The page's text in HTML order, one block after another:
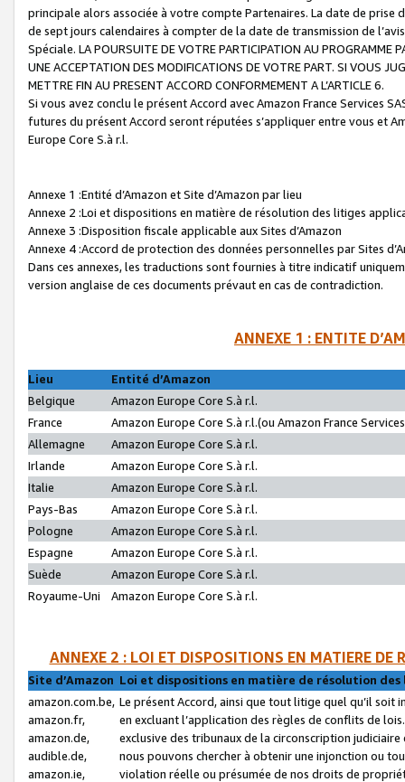
principale alors associée à votre compte Partenaires. La date de
de sept jours calendaires à compter de la date de transmission de
Spéciale. LA POURSUITE DE VOTRE PARTICIPATION AU PROGRAMME
UNE ACCEPTATION DES MODIFICATIONS DE VOTRE PART. SI VOUS
METTRE FIN AU PRESENT ACCORD CONFORMEMENT A L’ARTICLE 6.
Si vous avez conclu le présent Accord avec Amazon France Services
futures du présent Accord seront réputées s’appliquer entre vous et
Europe Core S.à r.l.
Annexe 1 :Entité d’Amazon et Site d’Amazon par lieu
Annexe 2 :Loi et dispositions en matière de résolution des litiges
Annexe 3 :Disposition fiscale applicable aux Sites d’Amazon
Annexe 4 :Accord de protection des données personnelles par Sites
Dans ces annexes, les traductions sont fournies à titre indicatif
version anglaise de ces documents prévaut en cas de contradiction.
ANNEXE 1 : ENTITE
Lieu
Entité d’Amazon
Belgique
Amazon Europe Core S.à r.l.
France
Amazon Europe Core S.à r.l.(ou Amazon France
Allemagne
Amazon Europe Core S.à r.l.
Irlande
Amazon Europe Core S.à r.l.
Italie
Amazon Europe Core S.à r.l.
Pays-Bas
Amazon Europe Core S.à r.l.
Pologne
Amazon Europe Core S.à r.l.
Espagne
Amazon Europe Core S.à r.l.
Suède
Amazon Europe Core S.à r.l.
Royaume-Uni
Amazon Europe Core S.à r.l.
ANNEXE 2 : LOI ET DISPOSITIONS EN MATIERE DE
Site d’Amazon Loi et dispositions en matière de résolution
amazon.com.be,
amazon.fr,
amazon.de,
audible.de,
amazon.ie,
Le présent Accord, ainsi que tout litige quel qu’il soit
en excluant l’application des règles de conflits de
exclusive des tribunaux de la circonscription
nous pouvons chercher à obtenir une injonction ou
violation réelle ou présumée de nos droits de